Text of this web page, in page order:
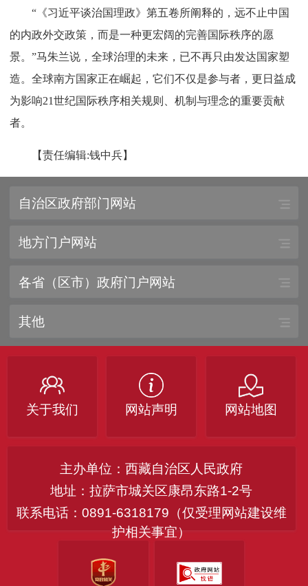
“《习近平谈治国理政》第五卷所阐释的，远不止中国
的内政外交政策，而是一种更宏阔的完善国际秩序的愿
景。”马朱兰说，全球治理的未来，已不再只由发达国家塑
造。全球南方国家正在崛起，它们不仅是参与者，更日益成
为影响21世纪国际秩序相关规则、机制与理念的重要贡献
者。
【责任编辑:钱中兵】
自治区政府部门网站
地方门户网站
各省（区市）政府门户网站
其他
关于我们 网站声明 网站地图
主办单位：西藏自治区人民政府
地址：拉萨市城关区康昂东路1-2号
联系电话：0891-6318179（仅受理网站建设维
护相关事宜）